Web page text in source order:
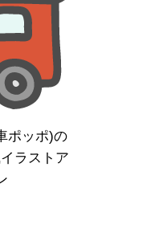
ポッポ)の
ラストア